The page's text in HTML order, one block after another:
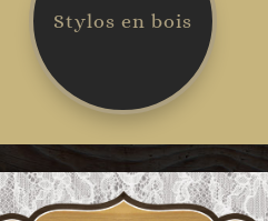
Stylos en bois